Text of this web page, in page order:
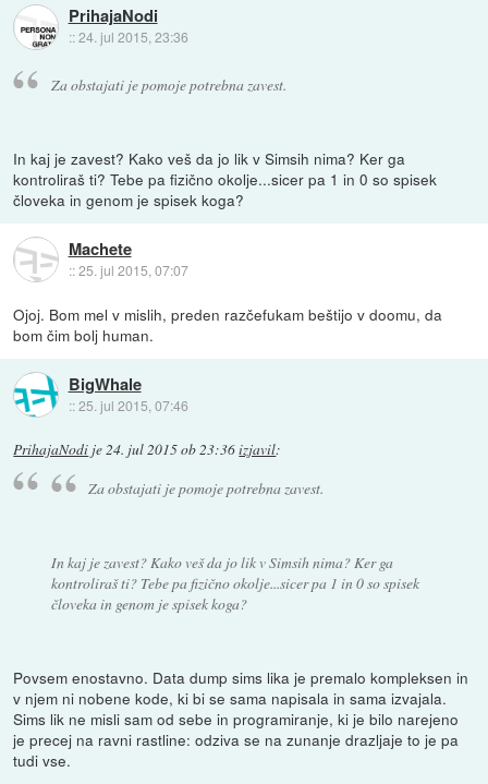
PrihajaNodi
::24. jul 2015, 23:36
Za obstajati je pomoje potrebna zavest.
In kaj je zavest? Kako veš da jo lik v Simsih nima? Ker ga
kontroliraš ti? Tebe pa fizično okolje...sicer pa 1 in 0 so spisek
človeka in genom je spisek koga?
Machete
::25. jul 2015, 07:07
Ojoj. Bom mel v mislih, preden razčefukam beštijo v doomu, da
bom čim bolj human.
BigWhale
::25. jul 2015, 07:46
PrihajaNodi je24. jul 2015 ob 23:36izjavil:
Za obstajati je pomoje potrebna zavest.
In kaj je zavest? Kako veš da jo lik v Simsih nima? Ker ga
kontroliraš ti? Tebe pa fizično okolje...sicer pa 1 in 0 so spisek
človeka in genom je spisek koga?
Povsem enostavno. Data dump sims lika je premalo kompleksen in
v njem ni nobene kode, ki bi se sama napisala in sama izvajala.
Sims lik ne misli sam od sebe in programiranje, ki je bilo narejeno
je precej na ravni rastline: odziva se na zunanje drazljaje to je pa
tudi vse.